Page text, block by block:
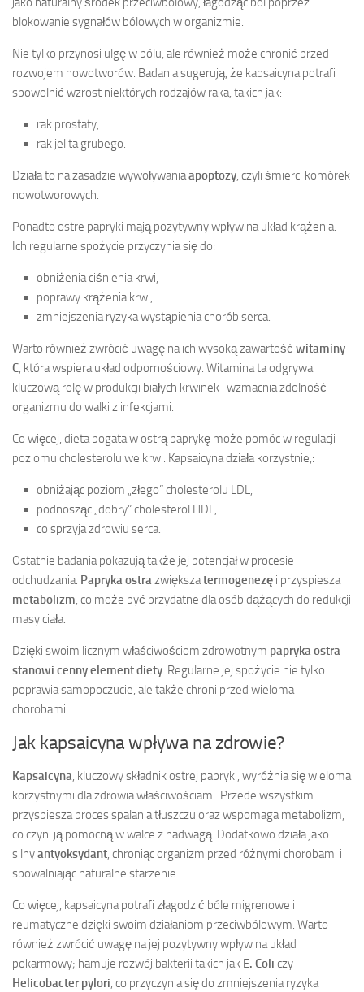
blokowanie sygnałów bólowych w organizmie.
Nie tylko przynosi ulgę w bólu, ale również może chronić przed
rozwojem nowotworów. Badania sugerują, że kapsaicyna potrafi
spowolnić wzrost niektórych rodzajów raka, takich jak:
rak prostaty,
rak jelita grubego.
Działa to na zasadzie wywoływaniaapoptozy, czyli śmierci komórek
nowotworowych.
Ponadto ostre papryki mają pozytywny wpływ na układ krążenia.
Ich regularne spożycie przyczynia się do:
obniżenia ciśnienia krwi,
poprawy krążenia krwi,
zmniejszenia ryzyka wystąpienia chorób serca.
Warto również zwrócić uwagę na ich wysoką zawartość witaminy
C, która wspiera układ odpornościowy. Witamina ta odgrywa
kluczową rolę w produkcji białych krwinek i wzmacnia zdolność
organizmu do walki z infekcjami.
Co więcej, dieta bogata w ostrą paprykę może pomóc w regulacji
poziomu cholesterolu we krwi. Kapsaicyna działa korzystnie,:
obniżając poziom „złego” cholesterolu LDL,
podnosząc „dobry” cholesterol HDL,
co sprzyja zdrowiu serca.
Ostatnie badania pokazują także jej potencjał w procesie
odchudzania. Papryka ostrazwiększatermogenezę i przyspiesza
metabolizm, co może być przydatne dla osób dążących do redukcji
masy ciała.
Dzięki swoim licznym właściwościom zdrowotnym papryka ostra
stanowi cenny element diety. Regularne jej spożycie nie tylko
poprawia samopoczucie, ale także chroni przed wieloma
chorobami.
Jak kapsaicyna wpływa na zdrowie?
Kapsaicyna, kluczowy składnik ostrej papryki, wyróżnia się wieloma
korzystnymi dla zdrowia właściwościami. Przede wszystkim
przyspiesza proces spalania tłuszczu oraz wspomaga metabolizm,
co czyni ją pomocną w walce z nadwagą. Dodatkowo działa jako
silnyantyoksydant, chroniąc organizm przed różnymi chorobami i
spowalniając naturalne starzenie.
Co więcej, kapsaicyna potrafi złagodzić bóle migrenowe i
reumatyczne dzięki swoim działaniom przeciwbólowym. Warto
również zwrócić uwagę na jej pozytywny wpływ na układ
pokarmowy; hamuje rozwój bakterii takich jak E. Coli czy
Helicobacter pylori, co przyczynia się do zmniejszenia ryzyka